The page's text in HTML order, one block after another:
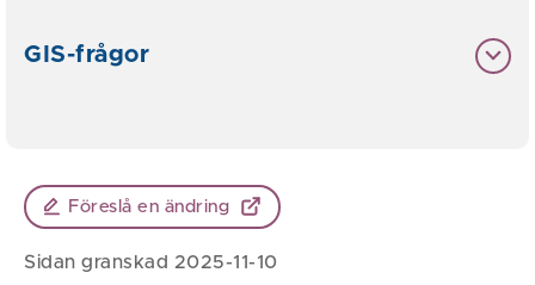
GIS-frågor
Föreslå en ändring
Sidan granskad 2025-11-10